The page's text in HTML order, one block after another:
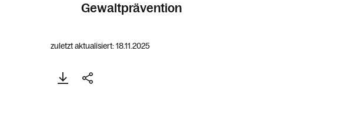
Gewaltprävention
zuletzt aktualisiert: 18.11.2025